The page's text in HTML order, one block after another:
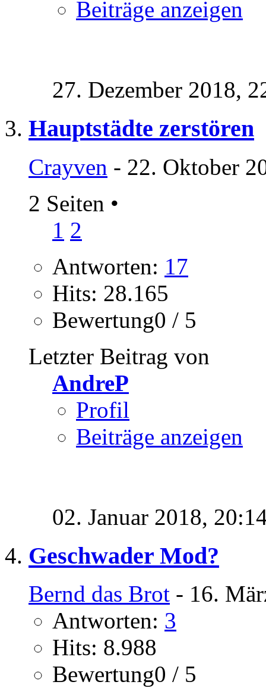
Beiträge anzeigen
27. Dezember 2018,
Hauptstädte zerstören
Crayven - 22. Oktober
2 Seiten •
1 2
Antworten: 17
Hits: 28.165
Bewertung0 / 5
Letzter Beitrag von
AndreP
Profil
Beiträge anzeigen
02. Januar 2018,
Geschwader Mod?
Bernd das Brot - 16.
Antworten: 3
Hits: 8.988
Bewertung0 / 5